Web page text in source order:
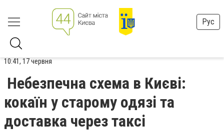
Рус
10:41, 17 червня
Небезпечна схема в Києві:
кокаїн у старому одязі та
доставка через таксі